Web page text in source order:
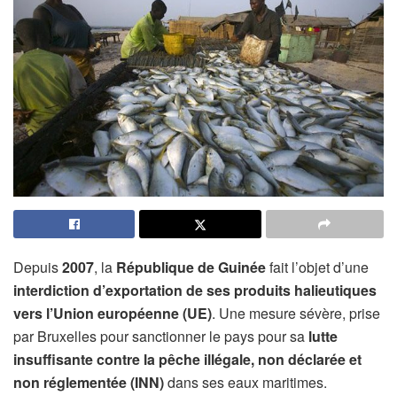
Depuis2007, la République de Guinéefait l’objet d’une
interdiction d’exportation de ses produits halieutiques
vers l’Union européenne (UE). Une mesure sévère, prise
par Bruxelles pour sanctionner le pays pour sa lutte
insuffisante contre la pêche illégale, non déclarée et
non réglementée (INN)dans ses eaux maritimes.